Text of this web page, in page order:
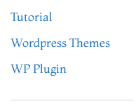
Tutorial
Wordpress Themes
WP Plugin